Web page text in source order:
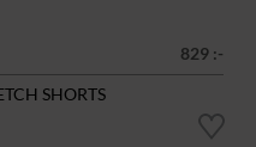
829 :-
SHORTS